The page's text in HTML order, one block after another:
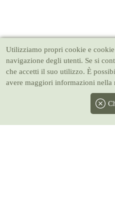
Utilizziamo propri cookie e
navigazione degli utenti. Se si
che accetti il suo utilizzo. È
avere maggiori informazioni nella